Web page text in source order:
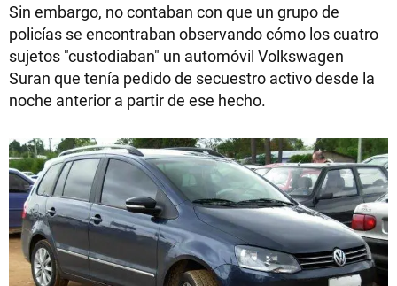
Sin embargo, no contaban con que un grupo de
policías se encontraban observando cómo los cuatro
sujetos "custodiaban" un automóvil Volkswagen
Suran que tenía pedido de secuestro activo desde la
noche anterior a partir de ese hecho.